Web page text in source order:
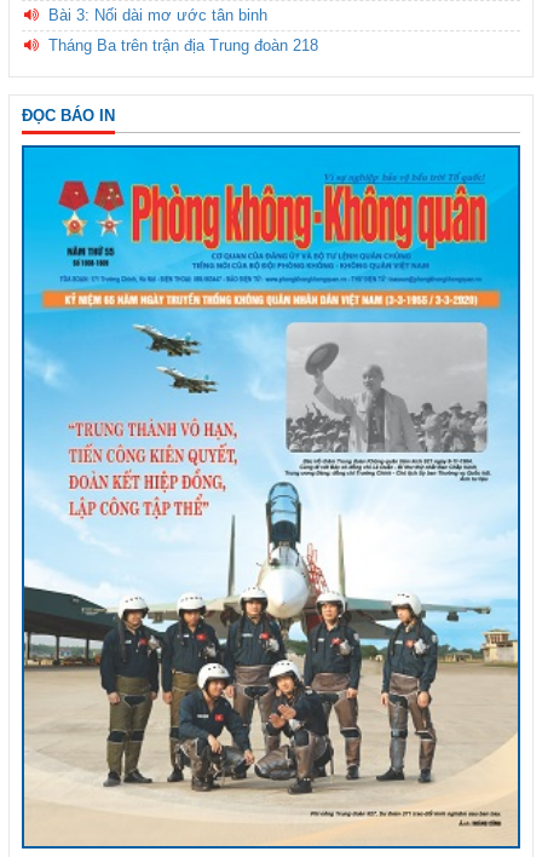
Bài 3: Nối dài mơ ước tân binh
Tháng Ba trên trận địa Trung đoàn 218
ĐỌC BÁO IN